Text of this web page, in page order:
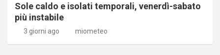
Sole caldo e isolati temporali, venerdì-sabato
più instabile
3 giorni ago miometeo